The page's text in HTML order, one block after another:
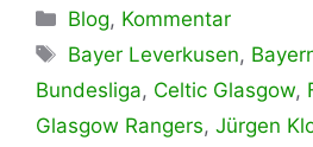
Kategorien
Blog, Kommentar
Schlagwörter
Bayer Leverkusen,
Bundesliga, Celtic Glasgow,
Glasgow Rangers, Jürgen